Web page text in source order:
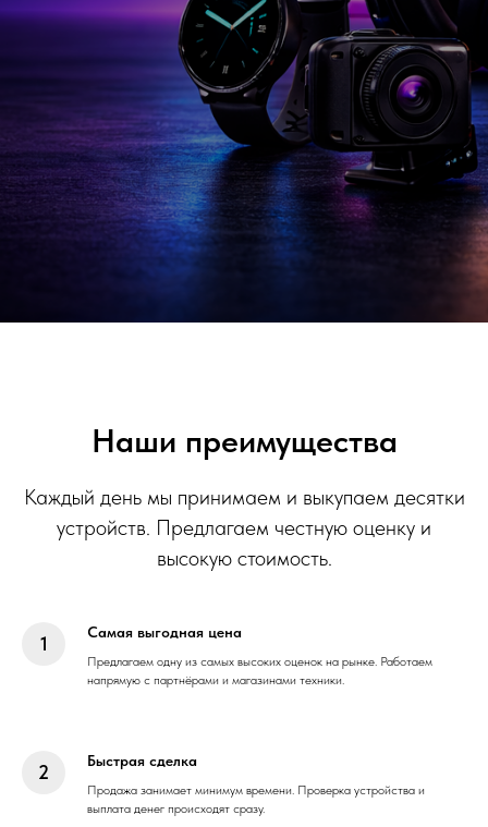
Наши преимущества
Каждый день мы принимаем и выкупаем десятки
устройств. Предлагаем честную оценку и
высокую стоимость.
Самая выгодная цена
Предлагаем одну из самых высоких оценок на рынке. Работаем
напрямую с партнёрами и магазинами техники.
Быстрая сделка
Продажа занимает минимум времени. Проверка устройства и
выплата денег происходят сразу.